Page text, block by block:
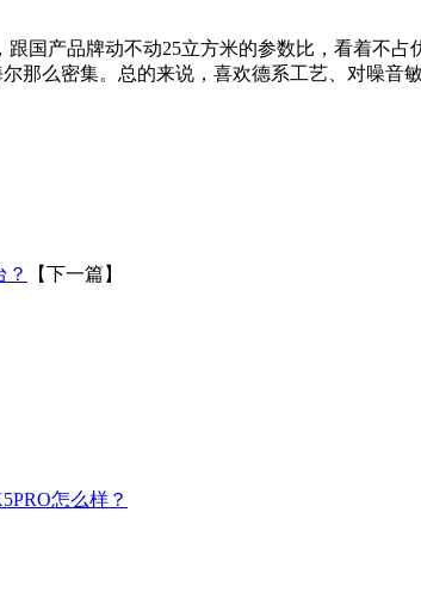
国产品牌动不动25立方米的参数比，看着不
那么密集。总的来说，喜欢德系工艺、对噪音
？ 【下一篇】
怎么样？